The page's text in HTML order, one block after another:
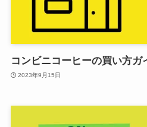
コンビニコーヒーの買い方ガ
2023年9月15日